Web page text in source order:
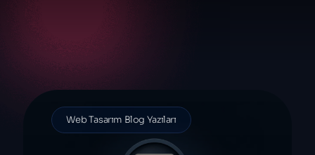
Web Tasarım Blog Yazıları